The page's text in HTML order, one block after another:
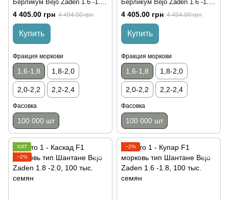
Берликум Bejo Zaden 1.6 -1.8,
100 тыс. семян
4 405.00 грн 4 494.00 грн
Купить
Фракция моркови
1,6-1,8 1,8-2,0
2,0-2,2 2,2-2,4
Фасовка
100 000 шт
Берликум Bejo Zaden 1.6 -1.8,
100 тыс. семян
4 405.00 грн 4 494.00 грн
Купить
Фракция моркови
1,6-1,8 1,8-2,0
2,0-2,2 2,2-2,4
Фасовка
100 000 шт
ХИТ
−2%
−2%